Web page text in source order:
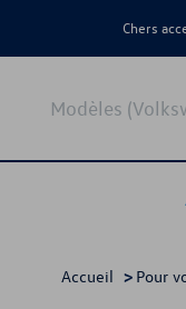
Chers
Modèles
Accueil > Pour